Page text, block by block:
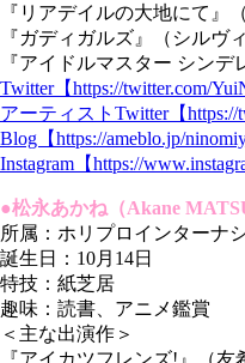
『リアデイルの大地にて』
『ガディガルズ』（シルヴィ
『アイドルマスター シンデ
Twitter【https://twitter.com/
アーティストTwitter【https://
Blog【https://ameblo.jp/
Instagram【https://
●松永あかね（Akane
所属：ホリプロインターナ
誕生日：10月14日
特技：紙芝居
趣味：読書、アニメ鑑賞
＜主な出演作＞
『アイカツフレンズ!』（友